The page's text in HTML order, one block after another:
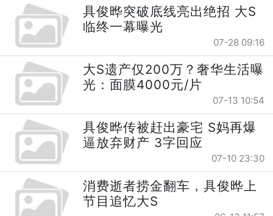
具俊晔突破底线亮出绝招 大S
临终一幕曝光
07-28 09:16
大S遗产仅200万？奢华生活曝
光：面膜4000元/片
07-13 10:54
具俊晔传被赶出豪宅 S妈再爆
逼放弃财产 3字回应
07-10 23:30
消费逝者捞金翻车，具俊晔上
节目追忆大S